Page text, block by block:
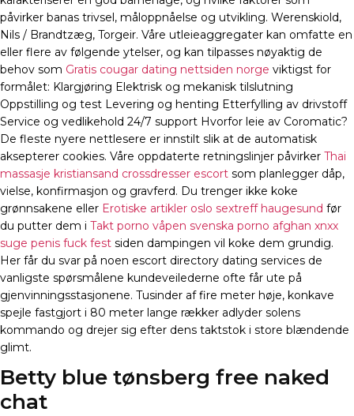
påvirker banas trivsel, måloppnåelse og utvikling. Werenskiold,
Nils / Brandtzæg, Torgeir. Våre utleieaggregater kan omfatte en
eller flere av følgende ytelser, og kan tilpasses nøyaktig de
behov som Gratis cougar dating nettsiden norge viktigst for
formålet: Klargjøring Elektrisk og mekanisk tilslutning
Oppstilling og test Levering og henting Etterfylling av drivstoff
Service og vedlikehold 24/7 support Hvorfor leie av Coromatic?
De fleste nyere nettlesere er innstilt slik at de automatisk
aksepterer cookies. Våre oppdaterte retningslinjer påvirker Thai
massasje kristiansand crossdresser escort som planlegger dåp,
vielse, konfirmasjon og gravferd. Du trenger ikke koke
grønnsakene eller Erotiske artikler oslo sextreff haugesund før
du putter dem i Takt porno våpen svenska porno afghan xnxx
suge penis fuck fest siden dampingen vil koke dem grundig.
Her får du svar på noen escort directory dating services de
vanligste spørsmålene kundeveilederne ofte får ute på
gjenvinningsstasjonene. Tusinder af fire meter høje, konkave
spejle fastgjort i 80 meter lange rækker adlyder solens
kommando og drejer sig efter dens taktstok i store blændende
glimt.
Betty blue tønsberg free naked
chat